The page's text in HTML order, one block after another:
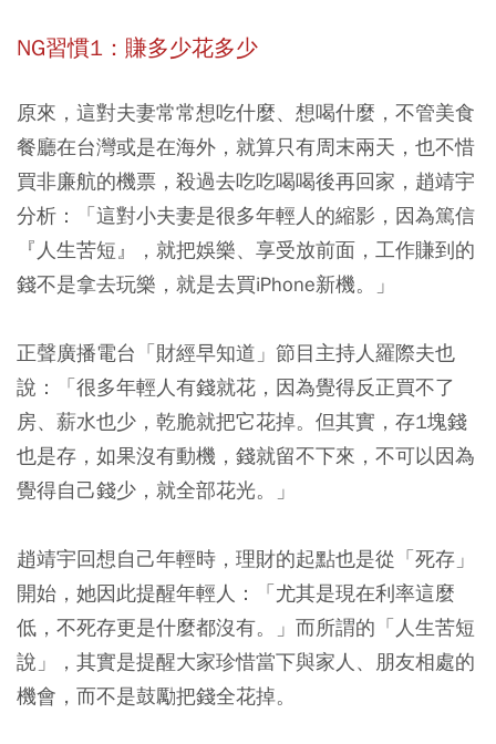
NG習慣1：賺多少花多少
原來，這對夫妻常常想吃什麼、想喝什麼，不管美食
餐廳在台灣或是在海外，就算只有周末兩天，也不惜
買非廉航的機票，殺過去吃吃喝喝後再回家，趙靖宇
分析：「這對小夫妻是很多年輕人的縮影，因為篤信
『人生苦短』，就把娛樂、享受放前面，工作賺到的
錢不是拿去玩樂，就是去買iPhone新機。」
正聲廣播電台「財經早知道」節目主持人羅際夫也
說：「很多年輕人有錢就花，因為覺得反正買不了
房、薪水也少，乾脆就把它花掉。但其實，存1塊錢
也是存，如果沒有動機，錢就留不下來，不可以因為
覺得自己錢少，就全部花光。
」
趙靖宇回想自己年輕時，理財的起點也是從「死存」
開始，她因此提醒年輕人：「尤其是現在利率這麼
低，不死存更是什麼都沒有。
」而所謂的「人生苦短
說」，其實是提醒大家珍惜當下與家人、朋友相處的
機會，而不是鼓勵把錢全花掉。